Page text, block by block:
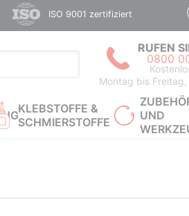
ISO 9001 zertifiziert
RUFEN
0800
Montag bis
KLEBSTOFFE &
SCHMIERSTOFFE
UND